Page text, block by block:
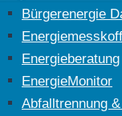
Bürgerenergie
Energieberatung
EnergieMonitor
Abfalltrennung